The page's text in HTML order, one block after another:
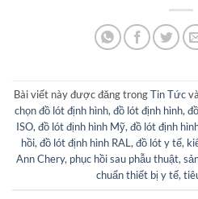
Bài viết này được đăng trongTin Tức
chọn đồ lót định hình, đồ lót định hình,
ISO, đồ lót định hình Mỹ, đồ lót định
hồi, đồ lót định hình RAL , đồ lót y tế,
Ann Chery, phục hồi sau phẫu thuật,
chuẩn thiết bị y tế,